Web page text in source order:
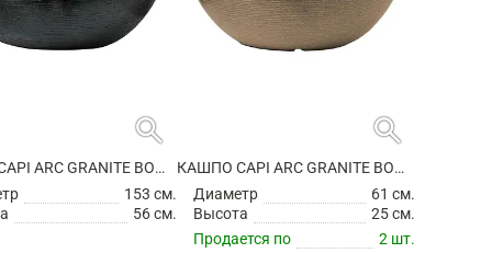
search
КАШПО CAPI ARC GRANITE BOWL LOW BLACK
153 см.
56 см.
search
КАШПО CAPI ARC GRANITE BOWL LOW WARM TAUPE
Диаметр
61 см.
Высота
25 см.
Продается по
2 шт.